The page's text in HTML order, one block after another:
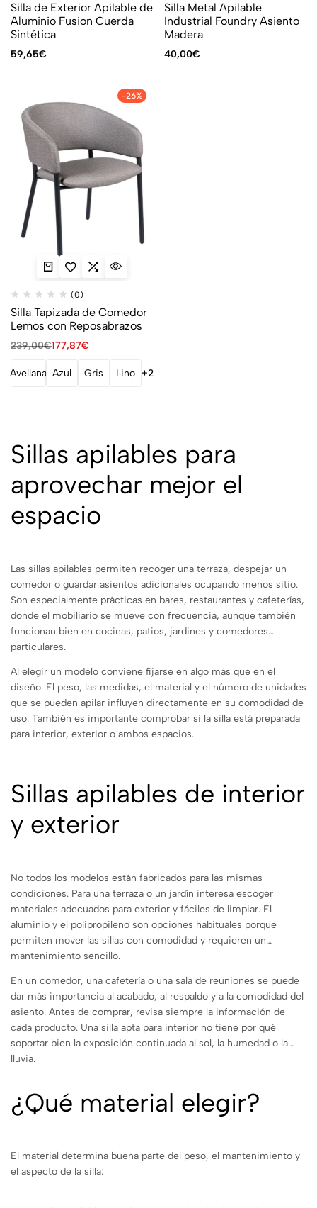
Silla de Exterior Apilable de
Aluminio Fusion Cuerda
Sintética
59,65€
Silla Metal Apilable
Industrial Foundry Asiento
Madera
40,00€
-26%
(0)
Silla Tapizada de Comedor
Lemos con Reposabrazos
239,00€177,87€
Avellana Azul Gris Lino +2
Sillas apilables para
aprovechar mejor el
espacio
Las sillas apilables permiten recoger una terraza, despejar un
comedor o guardar asientos adicionales ocupando menos sitio.
Son especialmente prácticas en bares, restaurantes y cafeterías,
donde el mobiliario se mueve con frecuencia, aunque también
funcionan bien en cocinas, patios, jardines y comedores
particulares.
Al elegir un modelo conviene fijarse en algo más que en el
diseño. El peso, las medidas, el material y el número de unidades
que se pueden apilar influyen directamente en su comodidad de
uso. También es importante comprobar si la silla está preparada
para interior, exterior o ambos espacios.
Sillas apilables de interior
y exterior
No todos los modelos están fabricados para las mismas
condiciones. Para una terraza o un jardín interesa escoger
materiales adecuados para exterior y fáciles de limpiar. El
aluminio y el polipropileno son opciones habituales porque
permiten mover las sillas con comodidad y requieren un
mantenimiento sencillo.
En un comedor, una cafetería o una sala de reuniones se puede
dar más importancia al acabado, al respaldo y a la comodidad del
asiento. Antes de comprar, revisa siempre la información de
cada producto. Una silla apta para interior no tiene por qué
soportar bien la exposición continuada al sol, la humedad o la
lluvia.
¿Qué material elegir?
El material determina buena parte del peso, el mantenimiento y
el aspecto de la silla: